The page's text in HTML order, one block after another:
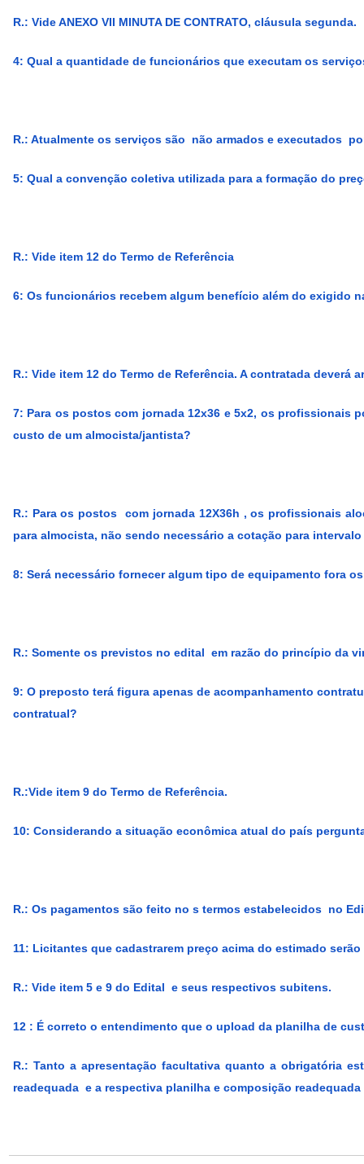
R.: Vide ANEXO VII MINUTA DE CONTRATO, cláusula segunda.
4: Qual a quantidade de funcionários que executam os
R.: Atualmente os serviços são não armados e executados
5: Qual a convenção coletiva utilizada para a formação do
R.: Vide item 12 do Termo de Referência
6: Os funcionários recebem algum benefício além do exigido
R.: Vide item 12 do Termo de Referência. A contratada
7: Para os postos com jornada 12x36 e 5x2, os profissionais
custo de um almocista/jantista?
R.: Para os postos com jornada 12X36h , os profissionais
para almocista, não sendo necessário a cotação para
8: Será necessário fornecer algum tipo de equipamento fora
R.: Somente os previstos no edital em razão do princípio da
9: O preposto terá figura apenas de acompanhamento
contratual?
R.:Vide item 9 do Termo de Referência.
10: Considerando a situação econômica atual do país
R.: Os pagamentos são feito no s termos estabelecidos no
11: Licitantes que cadastrarem preço acima do estimado
R.: Vide item 5 e 9 do Edital e seus respectivos subitens.
12 : É correto o entendimento que o upload da planilha de
R.: Tanto a apresentação facultativa quanto a obrigatória
readequada e a respectiva planilha e composição